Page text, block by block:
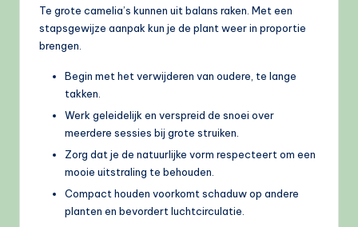
Te grote camelia’s kunnen uit balans raken. Met een
stapsgewijze aanpak kun je de plant weer in proportie
brengen.
Begin met het verwijderen van oudere, te lange
takken.
Werk geleidelijk en verspreid de snoei over
meerdere sessies bij grote struiken.
Zorg dat je de natuurlijke vorm respecteert om een
mooie uitstraling te behouden.
Compact houden voorkomt schaduw op andere
planten en bevordert luchtcirculatie.